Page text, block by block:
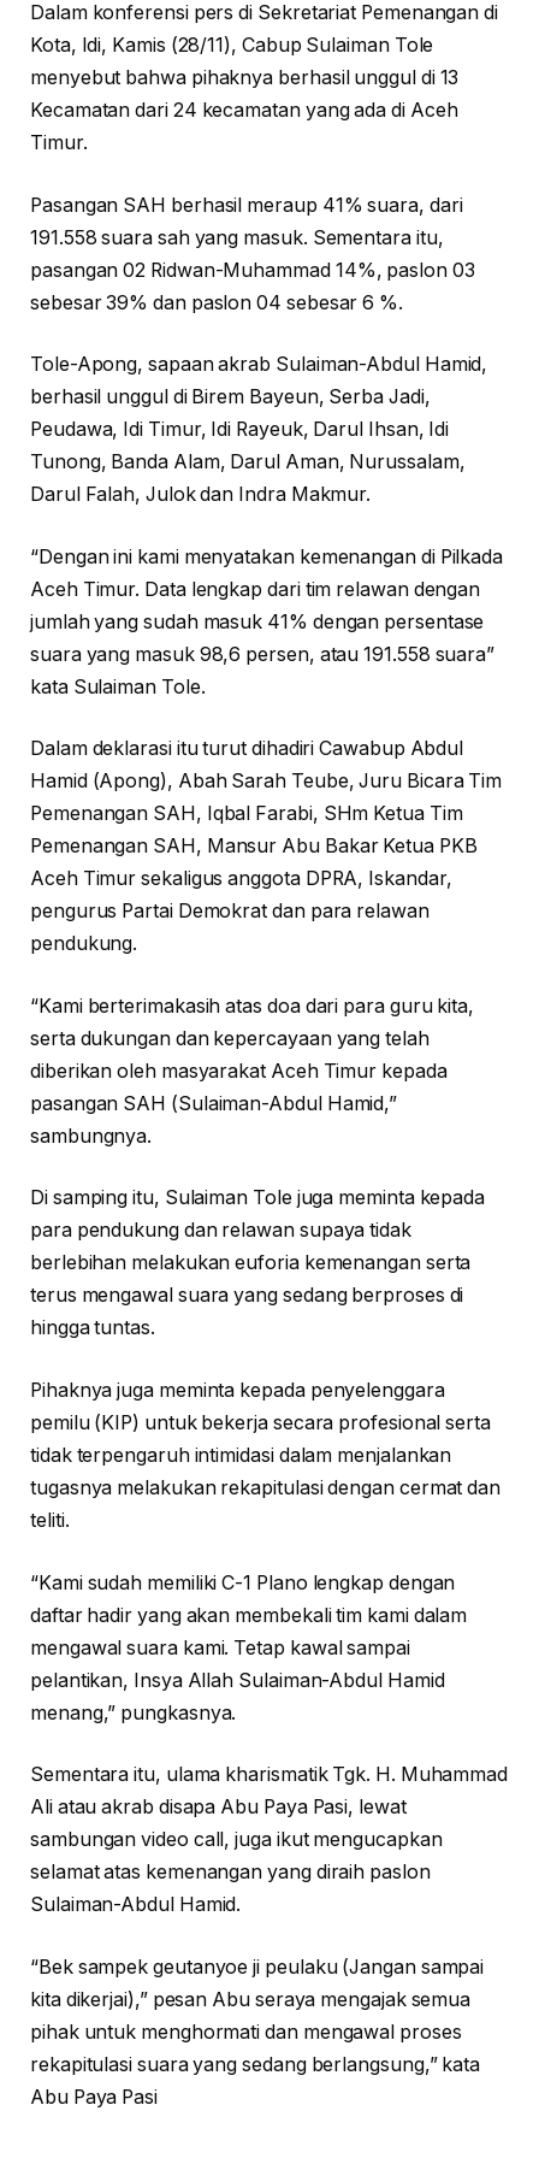
Dalam konferensi pers di Sekretariat Pemenangan di
Kota, Idi, Kamis (28/11), Cabup Sulaiman Tole
menyebut bahwa pihaknya berhasil unggul di 13
Kecamatan dari 24 kecamatan yang ada di Aceh
Timur.
Pasangan SAH berhasil meraup 41% suara, dari
191.558 suara sah yang masuk. Sementara itu,
pasangan 02 Ridwan-Muhammad 14%, paslon 03
sebesar 39% dan paslon 04 sebesar 6 %.
Tole-Apong, sapaan akrab Sulaiman-Abdul Hamid,
berhasil unggul di Birem Bayeun, Serba Jadi,
Peudawa, Idi Timur, Idi Rayeuk, Darul Ihsan, Idi
Tunong, Banda Alam, Darul Aman, Nurussalam,
Darul Falah, Julok dan Indra Makmur.
“Dengan ini kami menyatakan kemenangan di Pilkada
Aceh Timur. Data lengkap dari tim relawan dengan
jumlah yang sudah masuk 41% dengan persentase
suara yang masuk 98,6 persen, atau 191.558 suara”
kata Sulaiman Tole.
Dalam deklarasi itu turut dihadiri Cawabup Abdul
Hamid (Apong), Abah Sarah Teube, Juru Bicara Tim
Pemenangan SAH, Iqbal Farabi, SHm Ketua Tim
Pemenangan SAH, Mansur Abu Bakar Ketua PKB
Aceh Timur sekaligus anggota DPRA, Iskandar,
pengurus Partai Demokrat dan para relawan
pendukung.
“Kami berterimakasih atas doa dari para guru kita,
serta dukungan dan kepercayaan yang telah
diberikan oleh masyarakat Aceh Timur kepada
pasangan SAH (Sulaiman-Abdul Hamid,”
sambungnya.
Di samping itu, Sulaiman Tole juga meminta kepada
para pendukung dan relawan supaya tidak
berlebihan melakukan euforia kemenangan serta
terus mengawal suara yang sedang berproses di
hingga tuntas.
Pihaknya juga meminta kepada penyelenggara
pemilu (KIP) untuk bekerja secara profesional serta
tidak terpengaruh intimidasi dalam menjalankan
tugasnya melakukan rekapitulasi dengan cermat dan
teliti.
“Kami sudah memiliki C-1 Plano lengkap dengan
daftar hadir yang akan membekali tim kami dalam
mengawal suara kami. Tetap kawal sampai
pelantikan, Insya Allah Sulaiman-Abdul Hamid
menang,” pungkasnya.
Sementara itu, ulama kharismatik Tgk. H. Muhammad
Ali atau akrab disapa Abu Paya Pasi, lewat
sambungan video call, juga ikut mengucapkan
selamat atas kemenangan yang diraih paslon
Sulaiman-Abdul Hamid.
“Bek sampek geutanyoe ji peulaku (Jangan sampai
kita dikerjai),” pesan Abu seraya mengajak semua
pihak untuk menghormati dan mengawal proses
rekapitulasi suara yang sedang berlangsung,” kata
Abu Paya Pasi